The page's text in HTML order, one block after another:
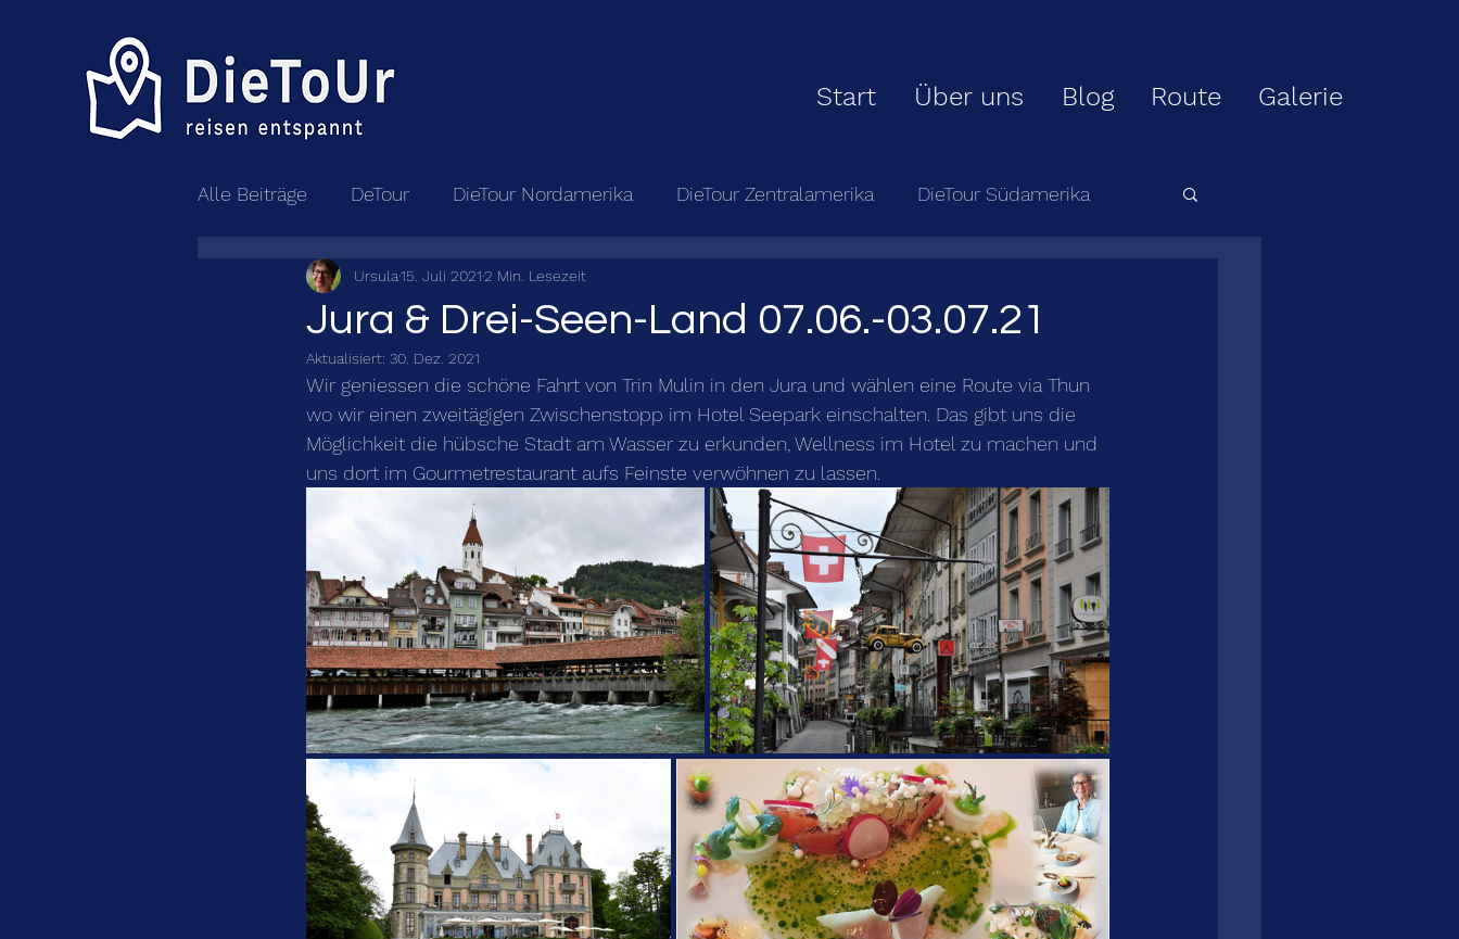
Start Über uns Blog Route Galerie
Alle Beiträge DeTour DieTour Nordamerika DieTour Zentralamerika DieTour Südamerika
Jura & Drei-Seen-Land 07.06.-03.07.21
Ursula15. Juli 20212 Min. Lesezeit
Aktualisiert: 30. Dez. 2021
Wir geniessen die schöne Fahrt von Trin Mulin in den Jura und wählen eine Route via Thun
wo wir einen zweitägigen Zwischenstopp im Hotel Seepark einschalten. Das gibt uns die
Möglichkeit die hübsche Stadt am Wasser zu erkunden, Wellness im Hotel zu machen und
uns dort im Gourmetrestaurant aufs Feinste verwöhnen zu lassen.